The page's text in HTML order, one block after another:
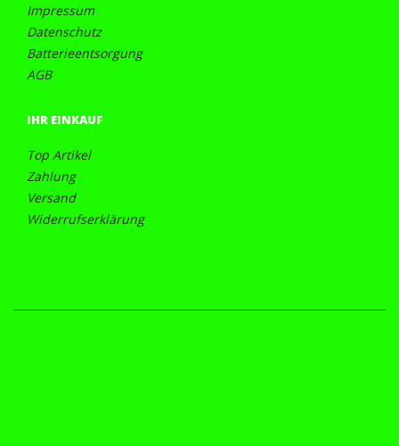
Impressum
Datenschutz
Batterieentsorgung
AGB
IHR EINKAUF
Top Artikel
Zahlung
Versand
Widerrufserklärung